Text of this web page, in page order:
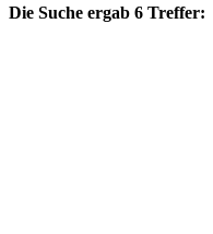
Die Suche ergab 6 Treffer: